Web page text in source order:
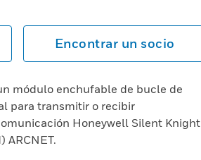
Encontrar un socio
módulo enchufable de bucle de
para transmitir o recibir
Honeywell Silent Knight
ARCNET.